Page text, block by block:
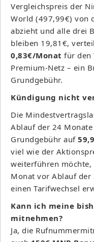
Vergleichspreis der
World (497,99€) von
abzieht und alle drei
bleiben 19,81€,
0,83€/Monat für den
Premium-Netz – ein
Grundgebühr.
Kündigung nicht
Die
Ablauf der 24
Grundgebühr auf
viel wie der
weiterführen möchte,
Monat vor Ablauf
einen Tarifwechsel
Kann ich meine
mitnehmen?
Ja, die